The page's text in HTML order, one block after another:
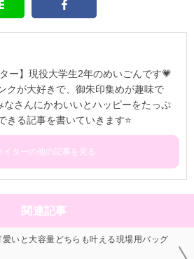
ター】現役大学生2年のめいごんです💗
クが大好きで、御朱印集めが趣味で
さんにかわいいとハッピーをたっぷ
きる記事を書いていきます⭐️
イターの他の記事を見る
関連記事
愛いと大容量どちらも叶える現場用バッグ